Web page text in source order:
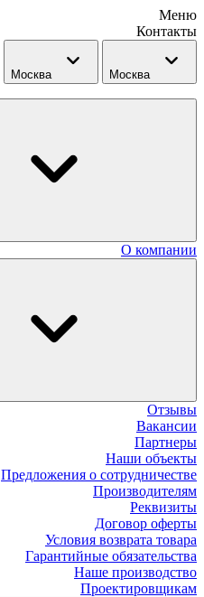
Меню
Контакты
Москва Москва
О компании
Отзывы
Вакансии
Партнеры
Наши объекты
Предложения о сотрудничестве
Производителям
Реквизиты
Договор оферты
Условия возврата товара
Гарантийные обязательства
Наше производство
Проектировщикам